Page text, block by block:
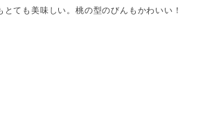
ても美味しい。桃の型のびんもかわいい！